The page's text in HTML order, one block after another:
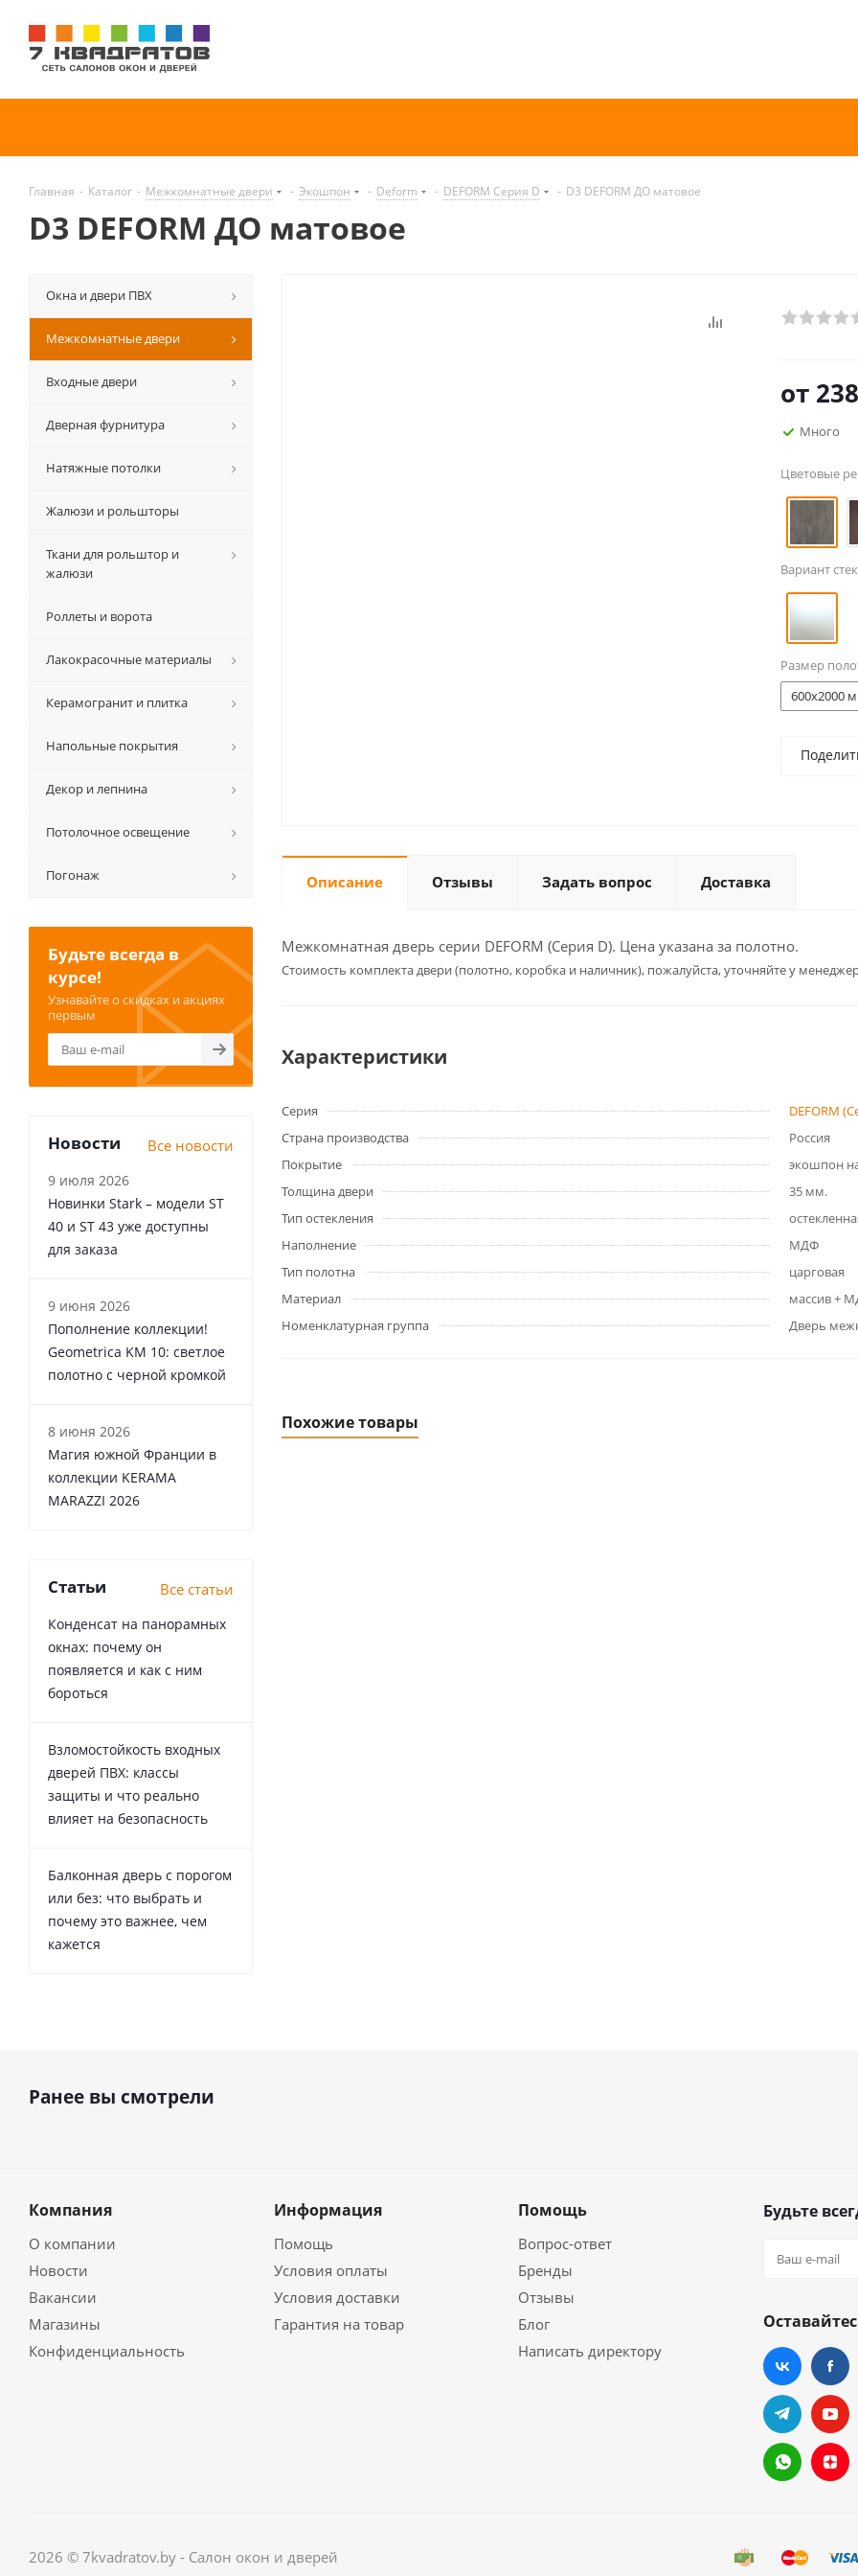
Главная - Каталог - Межкомнатные двери - Экошпон - Deform - DEFORM Серия D - D3 DEFORM ДО матовое
D3 DEFORM ДО матовое
от
Много
Цветовые
Вариант
Размер
600x2000
Описание Отзывы Задать вопрос Доставка
Межкомнатная дверь серии DEFORM (Серия D). Цена указана за полотно.
Cтоимость комплекта двери (полотно, коробка и наличник), пожалуйста, уточняйте у
Характеристики
Серия
DEFORM
Страна производства
Россия
Покрытие
экошпон
Толщина двери
35 мм.
Тип остекления
Наполнение
МДФ
Тип полотна
царговая
Материал
массив +
Номенклатурная группа
Дверь
Похожие товары
Окна и двери ПВХ
Межкомнатные двери
Входные двери
Дверная фурнитура
Натяжные потолки
Жалюзи и рольшторы
Ткани для рольштор и
жалюзи
Роллеты и ворота
Лакокрасочные материалы
Керамогранит и плитка
Напольные покрытия
Декор и лепнина
Потолочное освещение
Погонаж
Будьте всегда в
курсе!
Узнавайте о скидках и акциях
первым
Новости Все новости
9 июля 2026
Новинки Stark – модели ST
40 и ST 43 уже доступны
для заказа
9 июня 2026
Пополнение коллекции!
Geometrica KM 10: светлое
полотно с черной кромкой
8 июня 2026
Магия южной Франции в
коллекции KERAMA
MARAZZI 2026
Статьи Все статьи
Конденсат на панорамных
окнах: почему он
появляется и как с ним
бороться
Взломостойкость входных
дверей ПВХ: классы
защиты и что реально
влияет на безопасность
Балконная дверь с порогом
или без: что выбрать и
почему это важнее, чем
кажется
Ранее вы смотрели
Компания
О компании
Новости
Вакансии
Магазины
Конфиденциальность
Информация
Помощь
Условия оплаты
Условия доставки
Гарантия на товар
Помощь
Вопрос-ответ
Бренды
Отзывы
Блог
Написать директору
Будьте
2026 © 7kvadratov.by - Салон окон и дверей